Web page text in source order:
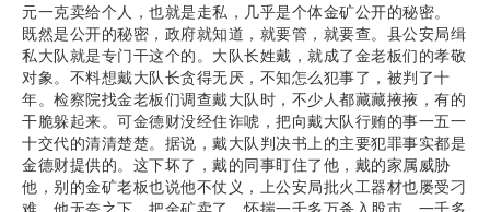
元一克卖给个人，也就是走私，几乎是个体金矿公开的秘密。
既然是公开的秘密，政府就知道，就要管，就要查。县公安局缉
私大队就是专门干这个的。大队长姓戴，就成了金老板们的孝敬
对象。不料想戴大队长贪得无厌，不知怎么犯事了，被判了十
年。检察院找金老板们调查戴大队时，不少人都藏藏掖掖，有的
干脆躲起来。可金德财没经住诈唬，把向戴大队行贿的事一五一
十交代的清清楚楚。据说，戴大队判决书上的主要犯罪事实都是
金德财提供的。这下坏了，戴的同事盯住了他，戴的家属威胁
他，别的金矿老板也说他不仗义，上公安局批火工器材也屡受刁